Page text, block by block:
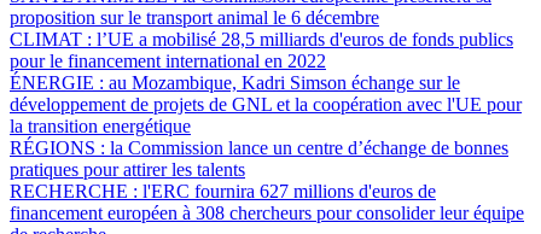
proposition sur le transport animal le 6 décembre
CLIMAT : l’UE a mobilisé 28,5 milliards d'euros de fonds publics
pour le financement international en 2022
ÉNERGIE : au Mozambique, Kadri Simson échange sur le
développement de projets de GNL et la coopération avec l'UE pour
la transition energétique
RÉGIONS : la Commission lance un centre d’échange de bonnes
pratiques pour attirer les talents
RECHERCHE : l'ERC fournira 627 millions d'euros de
financement européen à 308 chercheurs pour consolider leur équipe